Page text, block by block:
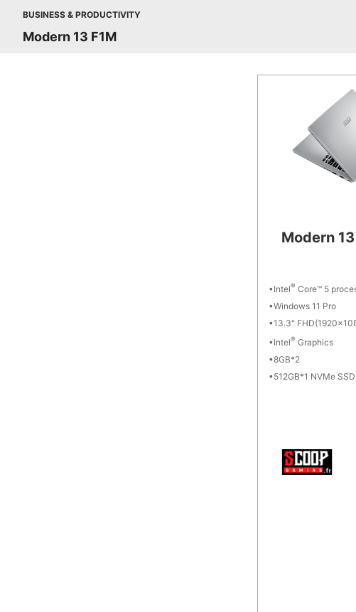
BUSINESS & PRODUCTIVITY
Modern 13 F1M
Modern
Intel® Core™ 5
Windows 11 Pro
13.3"
Intel® Graphics
8GB*2
512GB*1 NVMe